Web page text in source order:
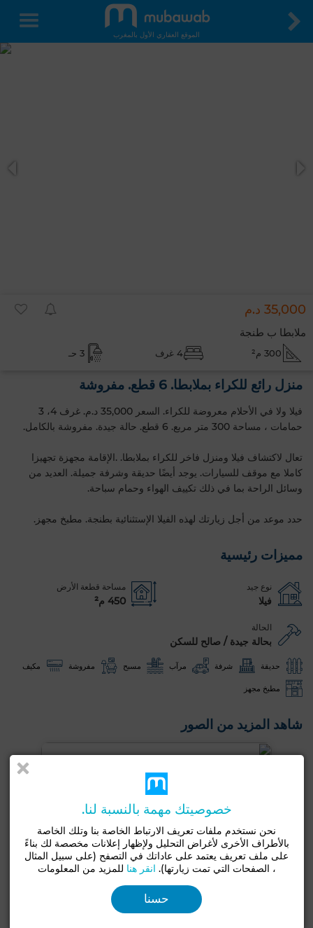
الموقع العقاري الأول بالمغرب
35,000 د.م
ملابطا ب طنجة
300 م² 4 غرف 3 حـ
منزل رائع للكراء بملابطا. 6 قطع. مفروشة
فيلا ولا في الأحلام معروضة للكراء. السعر 35,000 د.م. غرف 4، 3
حمامات ، مساحة 300 متر مربع. 6 قطع. حالة جيدة. مفروشة بالكامل.
تعال لاكتشاف فيلا ومنزل فاخر للكراء بملابطا. .الإقامة مجهزة تجهيزا
كاملا مع موقف للسيارات. يوجد أيضًا حديقة وشرفة جميلة. العديد من
وسائل الراحة بما في ذلك تكييف الهواء وحمام سباحة.
حدد موعد من أجل زيارتك لهذه الفيلا الإستثنائية بطنجة. مطبخ مجهز.
مميزات رئيسية
نوع جيد
فيلا
مساحة قطعة الأرض
450 م²
الحالة
بحالة جيدة / صالح للسكن
حديقة شرفة مرآب مسبح مفروشة مكيف
مطبخ مجهز
شاهد المزيد من الصور
خصوصيتك مهمة بالنسبة لنا.
نحن نستخدم ملفات تعريف الارتباط الخاصة بنا وتلك الخاصة
بالأطراف الأخرى لأغراض التحليل ولإظهار إعلانات مخصصة لك بناءً
على ملف تعريف يعتمد على عاداتك في التصفح (على سبيل المثال
، الصفحات التي تمت زيارتها). انقر هنا للمزيد من المعلومات
حسنا